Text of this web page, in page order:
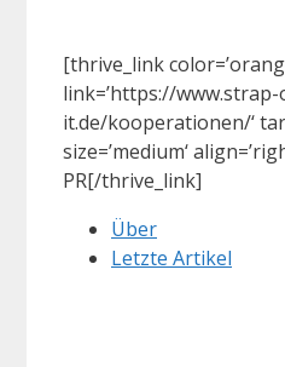
[thrive_link
link=’https://www.strap-
it.de/kooperationen/‘
size=’medium‘
PR[/thrive_link]
Über
Letzte Artikel